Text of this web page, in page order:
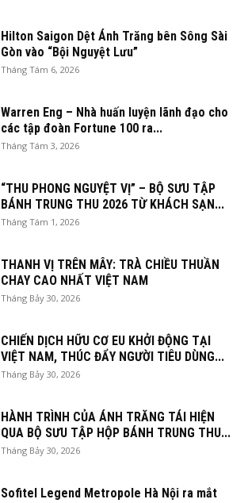
Hilton Saigon Dệt Ánh Trăng bên Sông Sài
Gòn vào “Bội Nguyệt Lưu”
Tháng Tám 6, 2026
Warren Eng – Nhà huấn luyện lãnh đạo cho
các tập đoàn Fortune 100 ra...
Tháng Tám 3, 2026
“THU PHONG NGUYỆT VỊ” – BỘ SƯU TẬP
BÁNH TRUNG THU 2026 TỪ KHÁCH SẠN...
Tháng Tám 1, 2026
THANH VỊ TRÊN MÂY: TRÀ CHIỀU THUẦN
CHAY CAO NHẤT VIỆT NAM
Tháng Bảy 30, 2026
CHIẾN DỊCH HỮU CƠ EU KHỞI ĐỘNG TẠI
VIỆT NAM, THÚC ĐẨY NGƯỜI TIÊU DÙNG...
Tháng Bảy 30, 2026
HÀNH TRÌNH CỦA ÁNH TRĂNG TÁI HIỆN
QUA BỘ SƯU TẬP HỘP BÁNH TRUNG THU...
Tháng Bảy 30, 2026
Sofitel Legend Metropole Hà Nội ra mắt